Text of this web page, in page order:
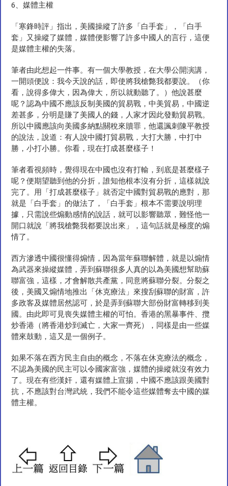
6、媒體主權
「寒鋒時評」指出，美國操縱了許多「白手套」，「白手
套」又操縱了媒體，媒體便影響了許多中國人的言行，這便
是媒體主權的失落。
筆者由此想起一件事。有一個大學教授，在大學公開演講，
一開頭便說：我今天說的話，即使將我槍斃我都要說。（你
看，說得多偉大，因為偉大，所以就動聽了。）他說甚麼
呢？認為中國不應該反制美國的貿易戰，中美貿易，中國逆
差甚多，分明是賺了美國人的錢，人家才因此發動貿易戰。
所以中國應該向美國多納點關稅來贖罪，他還諷刺陳平教授
的說法，說道：有人說中國打貿易戰，大打大勝，中打中
勝，小打小勝。你看，現在打成甚麼樣子！
筆者看視頻時，覺得現在中國也沒有打輸，到底是甚麼樣子
呢？便期望聽到他的分折，誰知他根本沒有分折，這樣就說
完了。用「打成甚麼樣子」就否定中國對貿易戰的應對，那
就是「白手套」的做法了，「白手套」根本不需要說明理
據，只需說些煽動感情的說話，就可以影響聽眾，難怪他一
開口就說「將我槍斃我都要說出來」，這句話就是極度的煽
情了。
西方滲透中國很懂得煽情，因為當年蘇聯解體，就是以煽情
為武器來操縱媒體，弄到蘇聯很多人真的以為美國想幫助蘇
聯富強，這樣，才會解散共產黨，同意將蘇聯分裂。分裂之
後，美國又煽情地推出「休克療法」來搜刮蘇聯的財富，許
多政客及媒體居然認可，於是弄到蘇聯大部份財富轉移到美
國。由此即可見喪失媒體主權的可怕。香港的黑暴事件、攬
炒香港（將香港炒到滅亡，大家一齊死），同樣是由一些媒
體來鼓動，這又是一個例子。
如果不落在西方民主自由的概念，不落在休克療法的概念，
不認為美國的民主可以令國家富強，媒體的操縱就沒有效力
了。現在有些漢奸，還有媒體上宣揚，中國不應該跟美國對
抗，不應該對台灣武統，我們不能令這些媒體奪去中國的媒
體主權。